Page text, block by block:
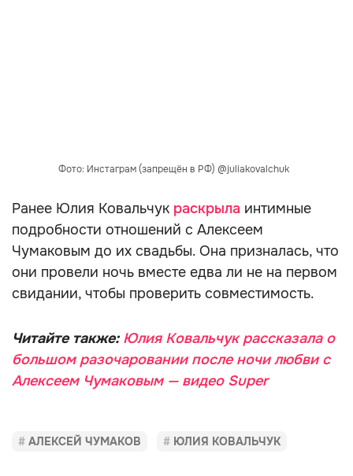
Фото: Инстаграм (запрещён в РФ) @juliakovalchuk
Ранее Юлия Ковальчук раскрыла интимные
подробности отношений с Алексеем
Чумаковым до их свадьбы. Она призналась, что
они провели ночь вместе едва ли не на первом
свидании, чтобы проверить совместимость.
Читайте также: Юлия Ковальчук рассказала о
большом разочаровании после ночи любви с
Алексеем Чумаковым — видео Super
АЛЕКСЕЙ ЧУМАКОВ ЮЛИЯ КОВАЛЬЧУК